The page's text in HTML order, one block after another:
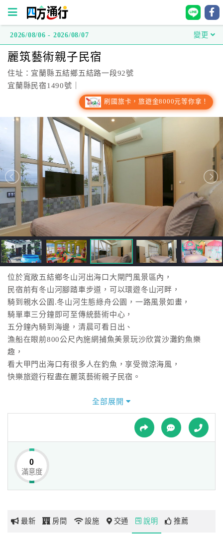
方
通
行
灣
訂
房
直
接
跟
飯
店
訂
房
HOT
特
色
民
宿
球
網
玩
2026/08/06 - 2026/08/07 變更
麗筑藝術親子民宿
住址：宜蘭縣五結鄉五結路一段92號
宜蘭縣民宿1490號｜
刷國旅卡，旅遊金8000元等你拿！
位於寬敞五結鄉冬山河出海口大閘門風景區內，
民宿前有冬山河腳踏車步道，可以環遊冬山河畔，
騎到親水公園.冬山河生態綠舟公園，一路風景如畫，
騎單車三分鐘即可至傳統藝術中心，
五分鐘內騎到海邊，清晨可看日出、
漁船在眼前800公尺內施網捕魚美景玩沙欣賞沙灘釣魚樂
趣，
看大甲門出海口有很多人在釣魚，享受微涼海風，
快樂旅遊行程盡在麗筑藝術親子民宿。
全部展開
0
滿意度
最新 房間 設施 交通 說明 推薦